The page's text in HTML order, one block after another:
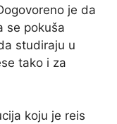
je da
se pokuša
studiraju u
tako i za
koju je reis